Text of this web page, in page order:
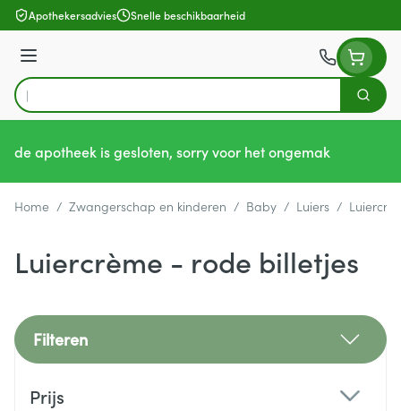
Ga naar de inhoud
Apothekersadvies Snelle beschikbaarheid
Menu
Product, merk, categorie...
Zoek
de apotheek is gesloten, sorry voor het ongemak
Home / Zwangerschap en kinderen / Baby / Luiers /
Luiercrème - rode billetjes
Filteren
Prijs